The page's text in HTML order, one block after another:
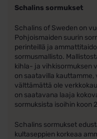
Schalins sormukset
Schalins of Sweden on
Pohjoismaiden suurin
perinteillä ja
sormusmallisto.
kihla- ja vihkisormuksen
on saatavilla kauttamme,
välttämättä ole
on saatavana laaja
sormuksista isoihin koon
Schalins sormukset
kultaseppien korkeaa